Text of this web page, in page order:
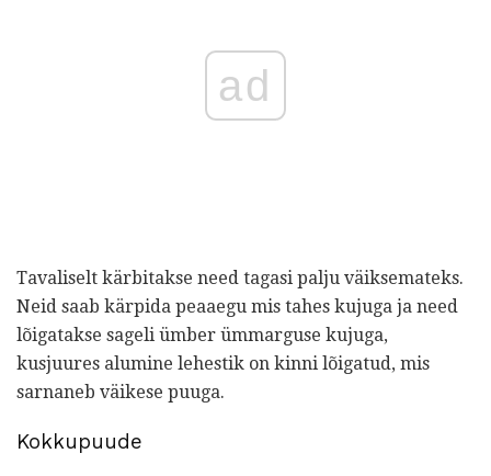
ad
Tavaliselt kärbitakse need tagasi palju väiksemateks.
Neid saab kärpida peaaegu mis tahes kujuga ja need
lõigatakse sageli ümber ümmarguse kujuga,
kusjuures alumine lehestik on kinni lõigatud, mis
sarnaneb väikese puuga.
Kokkupuude